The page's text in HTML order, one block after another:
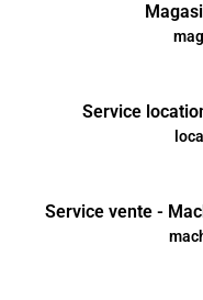
Service
Service vente -